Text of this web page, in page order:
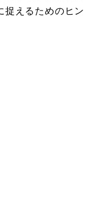
捉えるためのヒン